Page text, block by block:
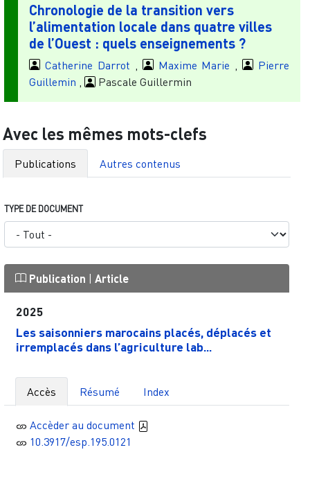
Chronologie de la transition vers
l’alimentation locale dans quatre villes
de l’Ouest : quels enseignements ?
Catherine Darrot Maxime Marie ,
Pierre
Guillemin , Pascale Guillermin
Avec les mêmes mots-clefs
Publications Autres contenus
TYPE DE DOCUMENT
Publication | Article
2025
Les saisonniers marocains placés, déplacés et
irremplacés dans l’agriculture lab...
Accès Résumé Index
Accèder au document
10.3917/esp.195.0121